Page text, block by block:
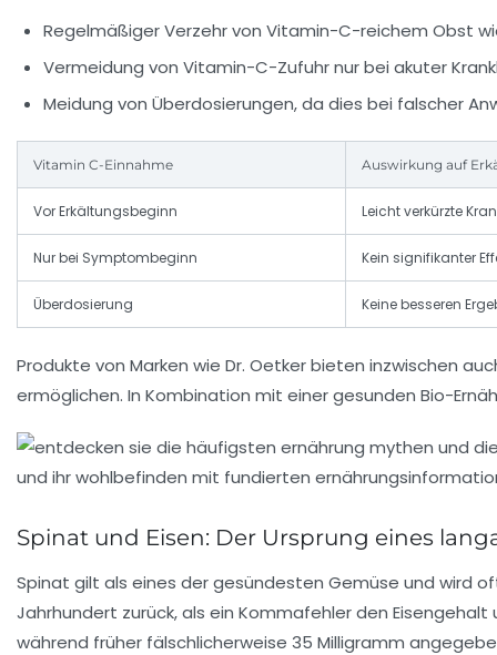
Regelmäßiger Verzehr von Vitamin-C-reichem Obst
Vermeidung von Vitamin-C-Zufuhr nur bei akuter
Meidung von Überdosierungen, da dies bei falscher
Vitamin C-Einnahme Auswirkung auf
Vor Erkältungsbeginn Leicht verkürzte
Nur bei Symptombeginn Kein signifikanter
Überdosierung Keine besseren
Produkte von Marken wie Dr. Oetker bieten inzwischen
ermöglichen. In Kombination mit einer gesunden Bio-
Spinat und Eisen: Der Ursprung eines
Spinat gilt als eines der gesündesten Gemüse und wird
Jahrhundert zurück, als ein Kommafehler den
während früher fälschlicherweise 35 Milligramm